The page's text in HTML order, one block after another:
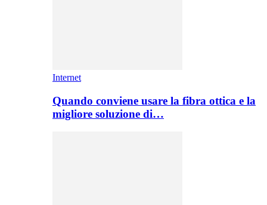
Internet
Quando conviene usare la fibra ottica e la
migliore soluzione di…